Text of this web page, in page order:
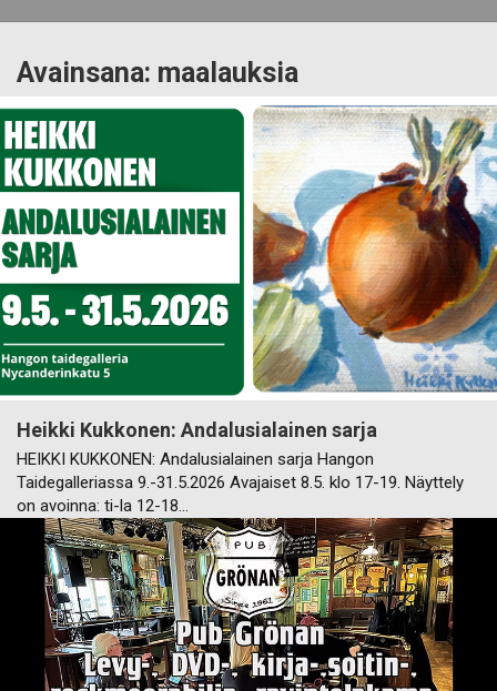
Avainsana: maalauksia
Heikki Kukkonen: Andalusialainen sarja
HEIKKI KUKKONEN: Andalusialainen sarja Hangon
Taidegalleriassa 9.-31.5.2026 Avajaiset 8.5. klo 17-19. Näyttely
on avoinna: ti-la 12-18…